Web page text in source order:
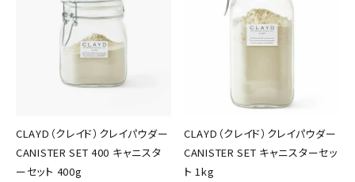
CLAYD（クレイド）クレイパウダー
CANISTER SET 400 キャニスタ
ーセット 400g
CLAYD（クレイド）クレイパウダー
CANISTER SET キャニスターセッ
ト 1kg